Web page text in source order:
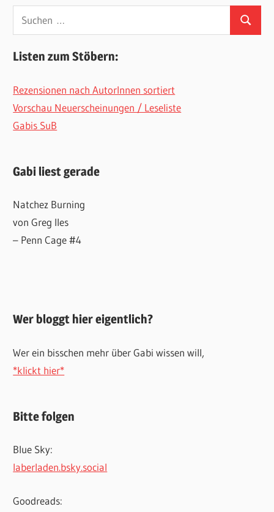
Suchen
nach:
Suchen
Listen zum Stöbern:
Rezensionen nach AutorInnen sortiert
Vorschau Neuerscheinungen / Leseliste
Gabis SuB
Gabi liest gerade
Natchez Burning
von Greg Iles
– Penn Cage #4
Wer bloggt hier eigentlich?
Wer ein bisschen mehr über Gabi wissen will,
*klickt hier*
Bitte folgen
Blue Sky:
laberladen.bsky.social
Goodreads: